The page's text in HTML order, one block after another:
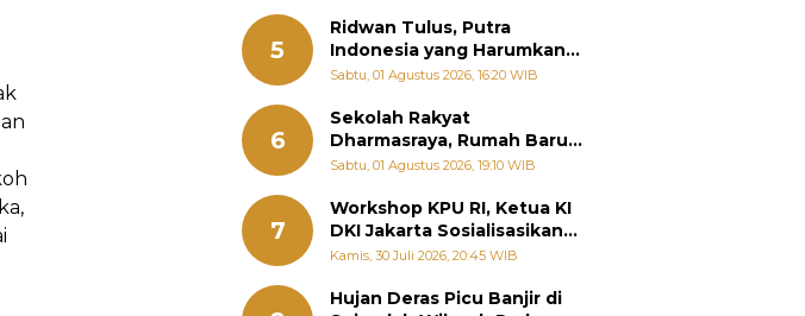
5
Ridwan Tulus, Putra
Indonesia yang Harumkan
Nama Bangsa hingga
Jepang
Sabtu, 01 Agustus 2026, 16:20 WIB
6
Sekolah Rakyat
Dharmasraya, Rumah Baru
268 Anak Menggapai Mimpi
Kemiskinan
Sabtu, 01 Agustus 2026, 19:10 WIB
7
Workshop KPU RI, Ketua KI
DKI Jakarta Sosialisasikan
Hukum Acara Penyelesaian
Kamis, 30 Juli 2026, 20:45 WIB
Hujan Deras Picu Banjir di